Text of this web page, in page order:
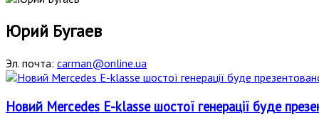
Юрий Бугаев
Эл. почта: carman@online.ua
Новий Mercedes E-klasse шостої генерації буде